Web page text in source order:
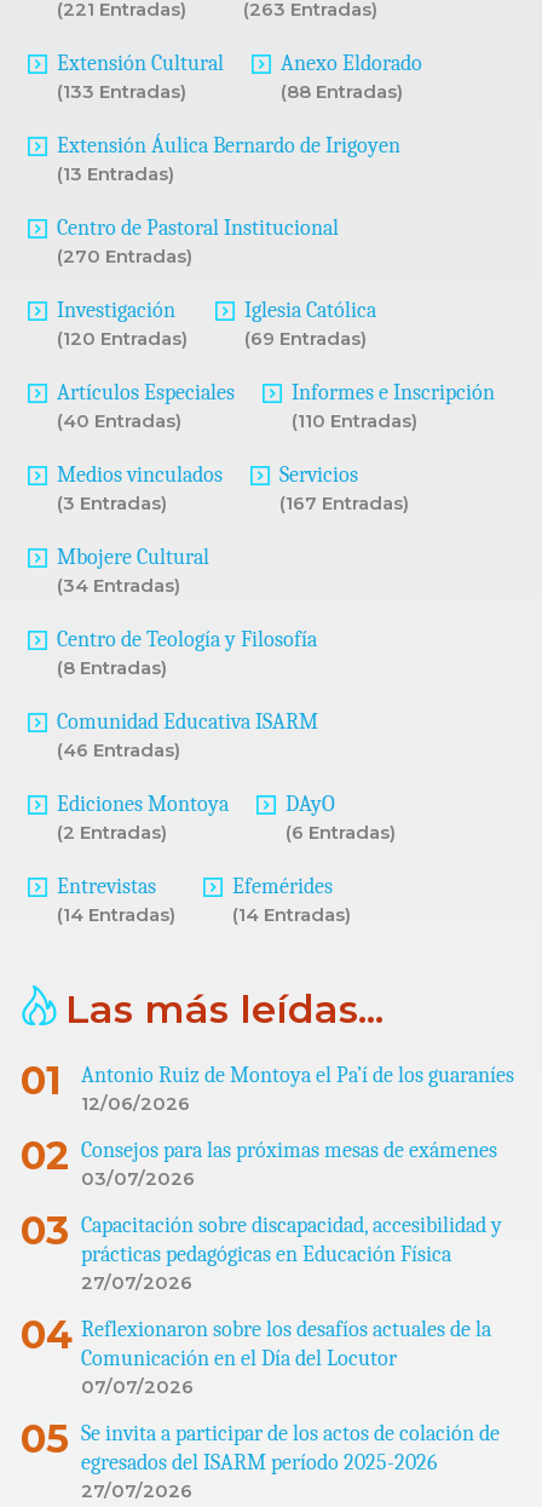
(221 Entradas) (263 Entradas)
Extensión Cultural
(133 Entradas)
Anexo Eldorado
(88 Entradas)
Extensión Áulica Bernardo de Irigoyen
(13 Entradas)
Centro de Pastoral Institucional
(270 Entradas)
Investigación
(120 Entradas)
Iglesia Católica
(69 Entradas)
Artículos Especiales
(40 Entradas)
Informes e Inscripción
(110 Entradas)
Medios vinculados
(3 Entradas)
Servicios
(167 Entradas)
Mbojere Cultural
(34 Entradas)
Centro de Teología y Filosofía
(8 Entradas)
Comunidad Educativa ISARM
(46 Entradas)
Ediciones Montoya
(2 Entradas)
DAyO
(6 Entradas)
Entrevistas
(14 Entradas)
Efemérides
(14 Entradas)
Las más leídas...
Antonio Ruiz de Montoya el Pa’í de los guaraníes
12/06/2026
Consejos para las próximas mesas de exámenes
03/07/2026
Capacitación sobre discapacidad, accesibilidad y
prácticas pedagógicas en Educación Física
27/07/2026
Reflexionaron sobre los desafíos actuales de la
Comunicación en el Día del Locutor
07/07/2026
Se invita a participar de los actos de colación de
egresados del ISARM período 2025-2026
27/07/2026